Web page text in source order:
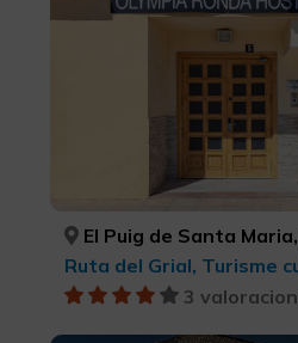
El Puig de Santa Maria,
Ruta del Grial, Turisme
3